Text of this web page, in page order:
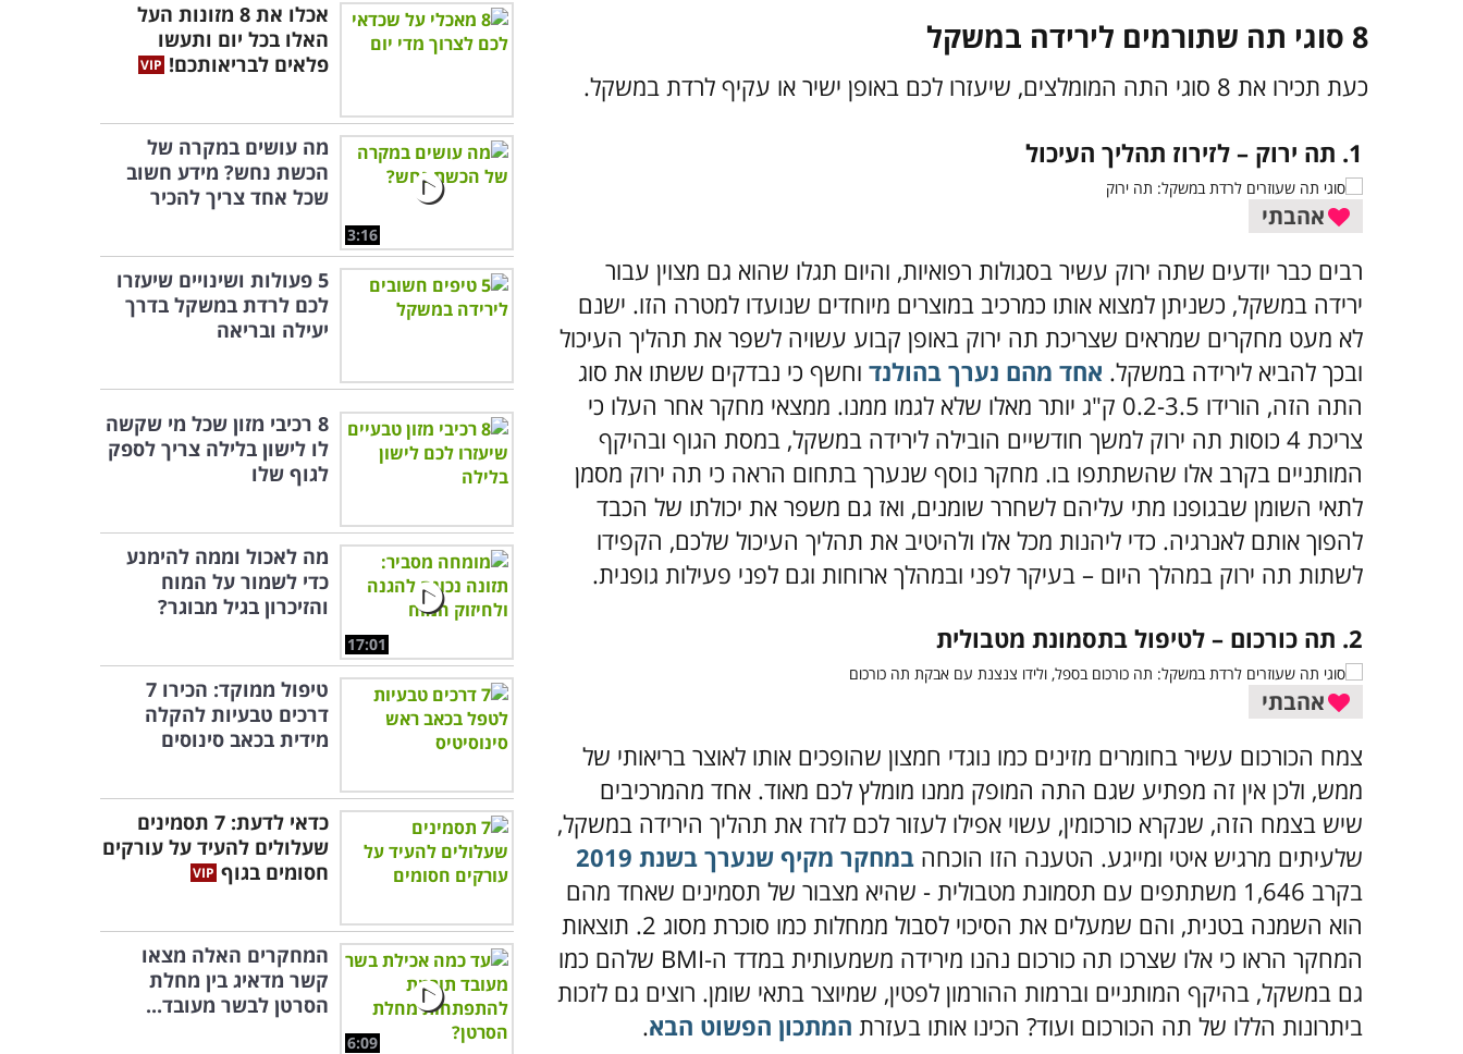
8 סוגי תה שתורמים לירידה במשקל
כעת תכירו את 8 סוגי התה המומלצים, שיעזרו לכם באופן ישיר או עקיף לרדת במשקל.
1. תה ירוק – לזירוז תהליך העיכול
אהבתי
רבים כבר יודעים שתה ירוק עשיר בסגולות רפואיות, והיום תגלו שהוא גם מצוין עבור
ירידה במשקל, כשניתן למצוא אותו כמרכיב במוצרים מיוחדים שנועדו למטרה הזו. ישנם
לא מעט מחקרים שמראים שצריכת תה ירוק באופן קבוע עשויה לשפר את תהליך העיכול
ובכך להביא לירידה במשקל. אחד מהם נערך בהולנד וחשף כי נבדקים ששתו את סוג
התה הזה, הורידו 0.2-3.5 ק"ג יותר מאלו שלא לגמו ממנו. ממצאי מחקר אחר העלו כי
צריכת 4 כוסות תה ירוק למשך חודשיים הובילה לירידה במשקל, במסת הגוף ובהיקף
המותניים בקרב אלו שהשתתפו בו. מחקר נוסף שנערך בתחום הראה כי תה ירוק מסמן
לתאי השומן שבגופנו מתי עליהם לשחרר שומנים, ואז גם משפר את יכולתו של הכבד
להפוך אותם לאנרגיה. כדי ליהנות מכל אלו ולהיטיב את תהליך העיכול שלכם, הקפידו
לשתות תה ירוק במהלך היום – בעיקר לפני ובמהלך ארוחות וגם לפני פעילות גופנית.
2. תה כורכום – לטיפול בתסמונת מטבולית
אהבתי
צמח הכורכום עשיר בחומרים מזינים כמו נוגדי חמצון שהופכים אותו לאוצר בריאותי של
ממש, ולכן אין זה מפתיע שגם התה המופק ממנו מומלץ לכם מאוד. אחד מהמרכיבים
שיש בצמח הזה, שנקרא כורכומין, עשוי אפילו לעזור לכם לזרז את תהליך הירידה במשקל,
שלעיתים מרגיש איטי ומייגע. הטענה הזו הוכחה במחקר מקיף שנערך בשנת 2019
בקרב 1,646 משתתפים עם תסמונת מטבולית - שהיא מצבור של תסמינים שאחד מהם
הוא השמנה בטנית, והם שמעלים את הסיכוי לסבול ממחלות כמו סוכרת מסוג 2. תוצאות
המחקר הראו כי אלו שצרכו תה כורכום נהנו מירידה משמעותית במדד ה-BMI שלהם כמו
גם במשקל, בהיקף המותניים וברמות ההורמון לפטין, שמיוצר בתאי שומן. רוצים גם לזכות
ביתרונות הללו של תה הכורכום ועוד? הכינו אותו בעזרת המתכון הפשוט הבא.
אכלו את 8 מזונות העל
האלו בכל יום ותעשו
פלאים לבריאותכם!
3:16
מה עושים במקרה של
הכשת נחש? מידע חשוב
שכל אחד צריך להכיר
5 פעולות ושינויים שיעזרו
לכם לרדת במשקל בדרך
יעילה ובריאה
8 רכיבי מזון שכל מי שקשה
לו לישון בלילה צריך לספק
לגוף שלו
17:01
מה לאכול וממה להימנע
כדי לשמור על המוח
והזיכרון בגיל מבוגר?
טיפול ממוקד: הכירו 7
דרכים טבעיות להקלה
מידית בכאב סינוסים
כדאי לדעת: 7 תסמינים
שעלולים להעיד על עורקים
חסומים בגוף
6:09
המחקרים האלה מצאו
קשר מדאיג בין מחלת
הסרטן לבשר מעובד...